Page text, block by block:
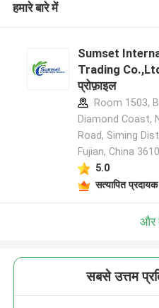
हमारे बारे में
Sumset
Trading Co.,Ltd
प्रोफ़ाइल
Room 1503,
Diamond Coast,
Road, Siming
Fujian, China
5.0
सत्यापित प्रदायक
और
सबसे उत्तम